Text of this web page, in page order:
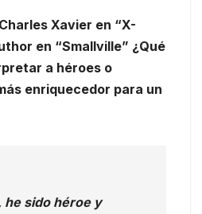
Xavier en “X-
en “Smallville” ¿Qué
a héroes o
enriquecedor para un
sido héroe y